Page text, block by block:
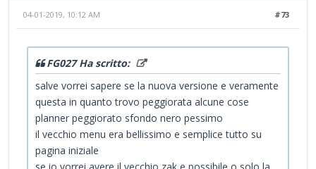
#73
04-01-2019, 10:12 AM
FG027 Ha scritto:
salve vorrei sapere se la nuova versione e veramente
questa in quanto trovo peggiorata alcune cose
planner peggiorato sfondo nero pessimo
il vecchio menu era bellissimo e semplice tutto su
pagina iniziale